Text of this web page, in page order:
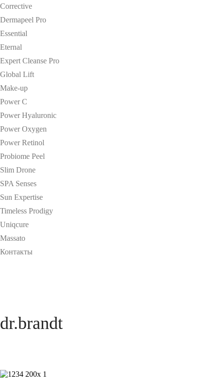
Corrective
Dermapeel Pro
Essential
Eternal
Expert Cleanse Pro
Global Lift
Make-up
Power C
Power Hyaluronic
Power Oxygen
Power Retinol
Probiome Peel
Slim Drone
SPA Senses
Sun Expertise
Timeless Prodigy
Uniqcure
Massato
Контакты
dr.brandt